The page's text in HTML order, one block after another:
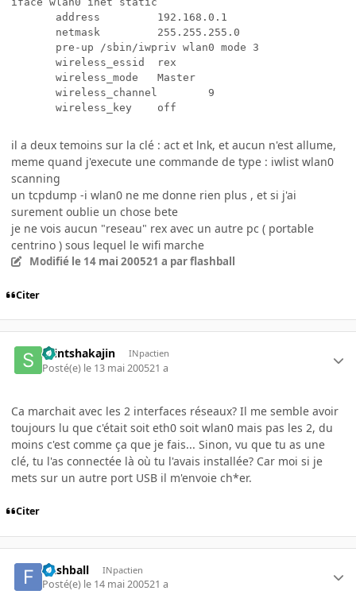
address         192.168.0.1
netmask         255.255.255.0
pre-up /sbin/iwpriv wlan0 mode 3
wireless_essid  rex
wireless_mode   Master
wireless_channel        9
wireless_key    off
il a deux temoins sur la clé : act et lnk, et aucun n'est allume,
meme quand j'execute une commande de type : iwlist wlan0
scanning
un tcpdump -i wlan0 ne me donne rien plus , et si j'ai
surement oublie un chose bete
je ne vois aucun "reseau" rex avec un autre pc ( portable
centrino ) sous lequel le wifi marche
Modifié le 14 mai 200521 a par flashball
Citer
saintshakajin INpactien
Posté(e) le 13 mai 200521 a
Ca marchait avec les 2 interfaces réseaux? Il me semble avoir
toujours lu que c'était soit eth0 soit wlan0 mais pas les 2, du
moins c'est comme ça que je fais... Sinon, vu que tu as une
clé, tu l'as connectée là où tu l'avais installée? Car moi si je
mets sur un autre port USB il m'envoie ch*er.
Citer
flashball INpactien
Posté(e) le 14 mai 200521 a